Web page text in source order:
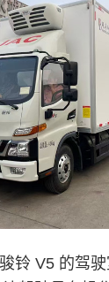
铃 V5 的驾驶